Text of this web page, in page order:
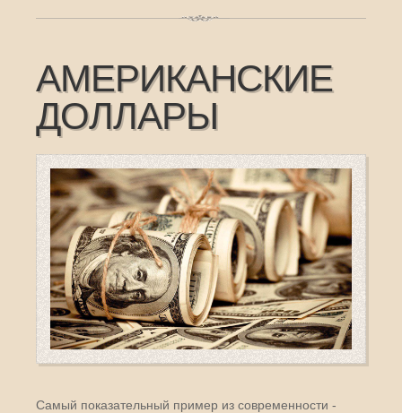
АМЕРИКАНСКИЕ
ДОЛЛАРЫ
Самый показательный пример из современности -